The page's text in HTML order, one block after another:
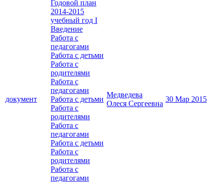
документ
Годовой план
2014-2015
учебный год I
Введение
Работа с
педагогами
Работа с детьми
Работа с
родителями
Работа с
педагогами
Работа с детьми
Работа с
родителями
Работа с
педагогами
Работа с детьми
Работа с
родителями
Работа с
педагогами
Медведева
Олеся Сергеевна
30 Мар 2015